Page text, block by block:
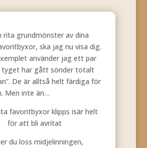
rita grundmönster av dina
ska jag nu visa dig.
använder jag ett par
tyget har gått sönder totalt
De är alltså helt färdiga för
Men inte än…
du loss midjelinningen,